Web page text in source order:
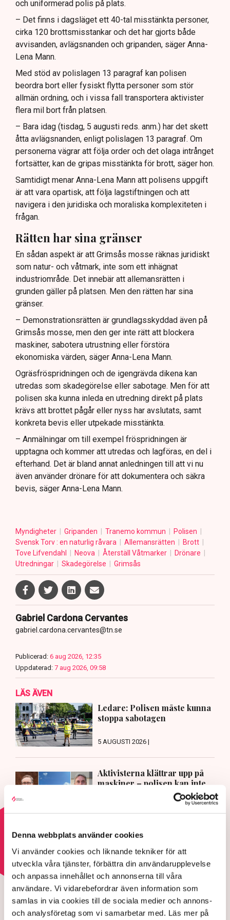
Denna webbplats använder cookies
Vi använder cookies och liknande tekniker för att
utveckla våra tjänster, förbättra din användarupplevelse
och anpassa innehållet och annonserna till våra
användare. Vi vidarebefordrar även information som
samlas in via cookies till de sociala medier och annons-
och analysföretag som vi samarbetar med. Läs mer på
och uniformerad polis på plats.
– Det finns i dagsläget ett 40-tal misstänkta personer,
cirka 120 brottsmisstankar och det har gjorts både
avvisanden, avlägsnanden och gripanden, säger Anna-
Lena Mann.
Med stöd av polislagen 13 paragraf kan polisen
beordra bort eller fysiskt flytta personer som stör
allmän ordning, och i vissa fall transportera aktivister
flera mil bort från platsen.
– Bara idag (tisdag, 5 augusti reds. anm.) har det skett
åtta avlägsnanden, enligt polislagen 13 paragraf. Om
personerna vägrar att följa order och det olaga intrånget
fortsätter, kan de gripas misstänkta för brott, säger hon.
Samtidigt menar Anna-Lena Mann att polisens uppgift
är att vara opartisk, att följa lagstiftningen och att
navigera i den juridiska och moraliska komplexiteten i
frågan.
Rätten har sina gränser
En sådan aspekt är att Grimsås mosse räknas juridiskt
som natur- och våtmark, inte som ett inhägnat
industriområde. Det innebär att allemansrätten i
grunden gäller på platsen. Men den rätten har sina
gränser.
– Demonstrationsrätten är grundlagsskyddad även på
Grimsås mosse, men den ger inte rätt att blockera
maskiner, sabotera utrustning eller förstöra
ekonomiska värden, säger Anna-Lena Mann.
Ogräsfröspridningen och de igengrävda dikena kan
utredas som skadegörelse eller sabotage. Men för att
polisen ska kunna inleda en utredning direkt på plats
krävs att brottet pågår eller nyss har avslutats, samt
konkreta bevis eller utpekade misstänkta.
– Anmälningar om till exempel fröspridningen är
upptagna och kommer att utredas och lagföras, en del i
efterhand. Det är bland annat anledningen till att vi nu
även använder drönare för att dokumentera och säkra
bevis, säger Anna-Lena Mann.
Myndigheter Gripanden Tranemo kommun
Polisen
Svensk Torv : en naturlig råvara
Allemansrätten
Brott
Tove Lifvendahl
Neova Återställ Våtmarker
Drönare
Utredningar
Skadegörelse Grimsås
Gabriel Cardona Cervantes
gabriel.cardona.cervantes@tn.se
Publicerad: 6 aug 2026, 12:35
Uppdaterad: 7 aug 2026, 09:58
LÄS ÄVEN
Ledare: Polisen måste kunna
stoppa sabotagen
5 AUGUSTI 2026 |
Aktivisterna klättrar upp på
maskiner – polisen kan inte
avvisa dem: ”Upptrappning på
3 AUGUSTI 2026 |
Läs mer om hoten mot äganderätten
HOTEN MOT ÄGANDERÄTTEN
Aktivisterna klättrar upp på
maskiner – polisen kan inte